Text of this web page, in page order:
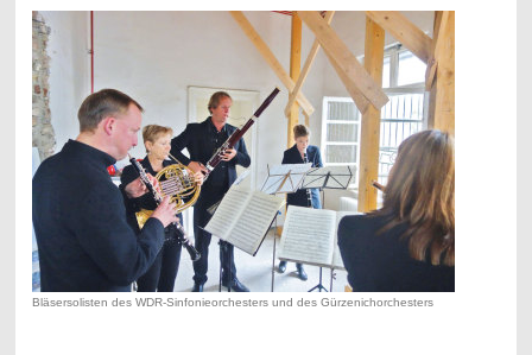
Bläsersolisten des WDR-Sinfonieorchesters und des Gürzenichorchesters